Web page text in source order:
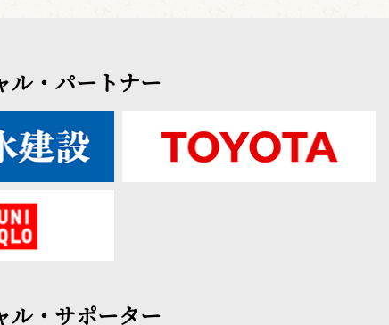
ル・パートナー
ル・サポーター